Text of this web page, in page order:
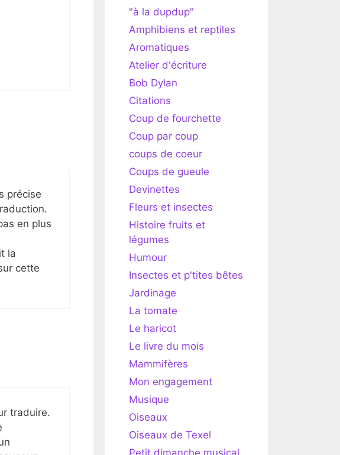
précise
en plus
la
cette
traduire.
"à la dupdup"
Amphibiens et reptiles
Aromatiques
Atelier d'écriture
Bob Dylan
Citations
Coup de fourchette
Coup par coup
coups de coeur
Coups de gueule
Devinettes
Fleurs et insectes
Histoire fruits et
légumes
Humour
Insectes et p'tites bêtes
Jardinage
La tomate
Le haricot
Le livre du mois
Mammifères
Mon engagement
Musique
Oiseaux
Oiseaux de Texel
Petit dimanche musical